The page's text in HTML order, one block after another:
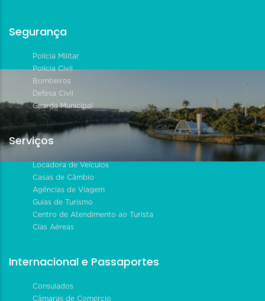
Segurança
Polícia Militar
Polícia Civil
Bombeiros
Defesa Civil
Guarda Municipal
Serviços
Locadora de Veículos
Casas de Câmbio
Agências de Viagem
Guias de Turismo
Centro de Atendimento ao Turista
Cias Aéreas
Internacional e Passaportes
Consulados
Câmaras de Comércio